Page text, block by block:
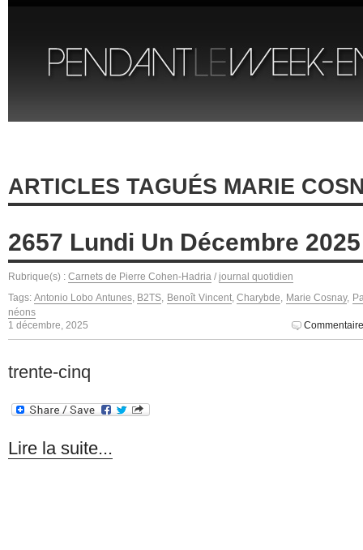
ARTICLES TAGUÉS MARIE
2657 Lundi Un Décembre 2025
Rubrique(s) : Carnets de Pierre Cohen-Hadria / journal quotidien
Tags: Antonio Lobo Antunes, B2TS, Benoît Vincent,Charybde, Marie Cosnay,
néons
1 décembre, 2025
trente-cinq
Lire la suite...